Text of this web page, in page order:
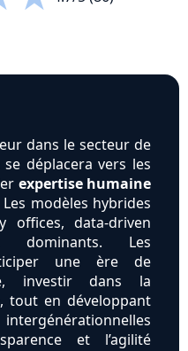
dans le secteur de
déplacera vers les
expertise humaine
Les modèles hybrides
offices, data-driven
dominants. Les
une ère de
investir dans la
tout en développant
et l’agilité